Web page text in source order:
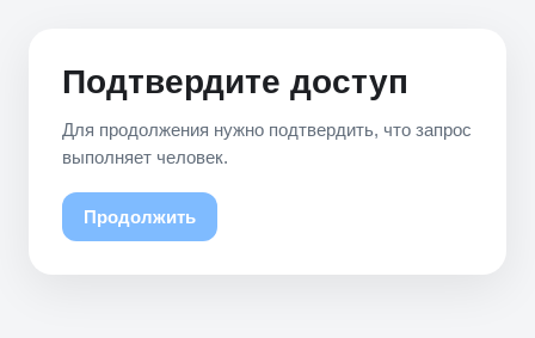
Подтвердите доступ
Для продолжения нужно подтвердить, что запрос
выполняет человек.
Продолжить